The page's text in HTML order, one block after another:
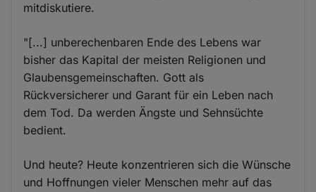
mitdiskutiere.
"[...] unberechenbaren Ende des Lebens war
bisher das Kapital der meisten Religionen und
Glaubensgemeinschaften. Gott als
Rückversicherer und Garant für ein Leben nach
dem Tod. Da werden Ängste und Sehnsüchte
bedient.
Und heute? Heute konzentrieren sich die Wünsche
und Hoffnungen vieler Menschen mehr auf das